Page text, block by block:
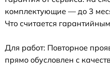
комплектующие — до 3
Что считается
Для работ: Повторное
прямо обусловлен с